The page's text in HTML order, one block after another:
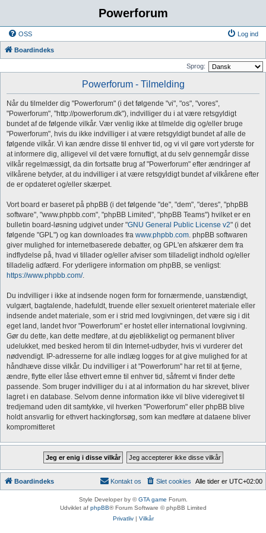
Powerforum
OSS Log ind
Boardindeks
Sprog:
Powerforum - Tilmelding
Når du tilmelder dig "Powerforum" (i det følgende "vi", "os", "vores",
"Powerforum", "http://powerforum.dk"), indvilliger du i at være retsgyldigt
bundet af de følgende vilkår. Vær venlig ikke at tilmelde dig og/eller bruge
"Powerforum", hvis du ikke indvilliger i at være retsgyldigt bundet af alle de
følgende vilkår. Vi kan ændre disse til enhver tid, og vi vil gøre vort yderste for
at informere dig, alligevel vil det være fornuftigt, at du selv gennemgår disse
vilkår regelmæssigt, da din fortsatte brug af "Powerforum" efter ændringer af
vilkårene betyder, at du indvilliger i at være retsgyldigt bundet af vilkårene efter
de er opdateret og/eller skærpet.
Vort board er baseret på phpBB (i det følgende "de", "dem", "deres", "phpBB
software", "www.phpbb.com", "phpBB Limited", "phpBB Teams") hvilket er en
bulletin board-løsning udgivet under "GNU General Public License v2" (i det
følgende "GPL") og kan downloades fra www.phpbb.com. phpBB softwaren
giver mulighed for internetbaserede debatter, og GPL'en afskærer dem fra
indflydelse på, hvad vi tillader og/eller afviser som tilladeligt indhold og/eller
tilladelig adfærd. For yderligere information om phpBB, se venligst:
https://www.phpbb.com/.
Du indvilliger i ikke at indsende nogen form for fornærmende, uanstændigt,
vulgært, bagtalende, hadefuldt, truende eller sexuelt orienteret materiale eller
indsende andet materiale, som er i strid med lovgivningen, det være sig i dit
eget land, landet hvor "Powerforum" er hostet eller international lovgivning.
Gør du dette, kan dette medføre, at du øjeblikkeligt og permanent bliver
udelukket, med besked herom til din Internet-udbyder, hvis vi vurderer det
nødvendigt. IP-adresserne for alle indlæg logges for at give mulighed for at
håndhæve disse vilkår. Du indvilliger i at "Powerforum" har ret til at fjerne,
ændre, flytte eller låse ethvert emne til enhver tid, såfremt vi finder dette
passende. Som bruger indvilliger du i at al information du har skrevet, bliver
lagret i en database. Selvom denne information ikke vil blive videregivet til
tredjemand uden dit samtykke, vil hverken "Powerforum" eller phpBB blive
holdt ansvarlig for ethvert hackingforsøg, som kan medføre at dataene bliver
kompromitteret
Boardindeks Alle tider er UTC+02:00
Slet cookies
Kontakt os
Style Developer by ©GTA game Forum.
Udviklet af phpBB® Forum Software © phpBB Limited
Privatliv| Vilkår